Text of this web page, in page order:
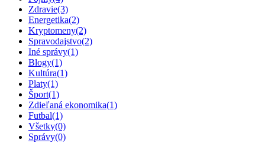
Zdravie(3)
Energetika(2)
Kryptomeny(2)
Spravodajstvo(2)
Iné správy(1)
Blogy(1)
Kultúra(1)
Platy(1)
Šport(1)
Zdieľaná ekonomika(1)
Futbal(1)
Všetky(0)
Správy(0)